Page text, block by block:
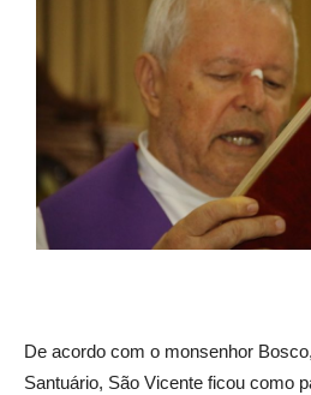
De acordo com o monsenhor
Santuário, São Vicente ficou como